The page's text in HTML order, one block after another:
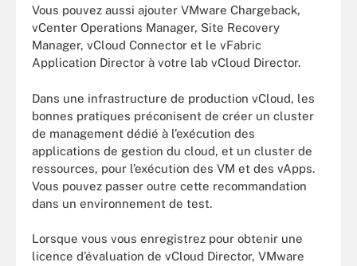
Vous pouvez aussi ajouter VMware Chargeback,
vCenter Operations Manager, Site Recovery
Manager, vCloud Connector et le vFabric
Application Director à votre lab vCloud Director.
Dans une infrastructure de production vCloud, les
bonnes pratiques préconisent de créer un cluster
de management dédié à l’exécution des
applications de gestion du cloud, et un cluster de
ressources, pour l’exécution des VM et des vApps.
Vous pouvez passer outre cette recommandation
dans un environnement de test.
Lorsque vous vous enregistrez pour obtenir une
licence d’évaluation de vCloud Director, VMware